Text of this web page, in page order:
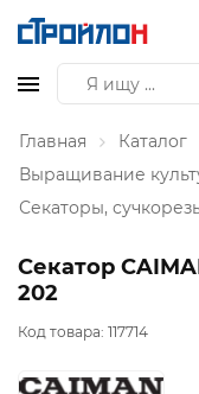
Главная Каталог
Выращивание
Секаторы,
Секатор
202
Код товара: 117714